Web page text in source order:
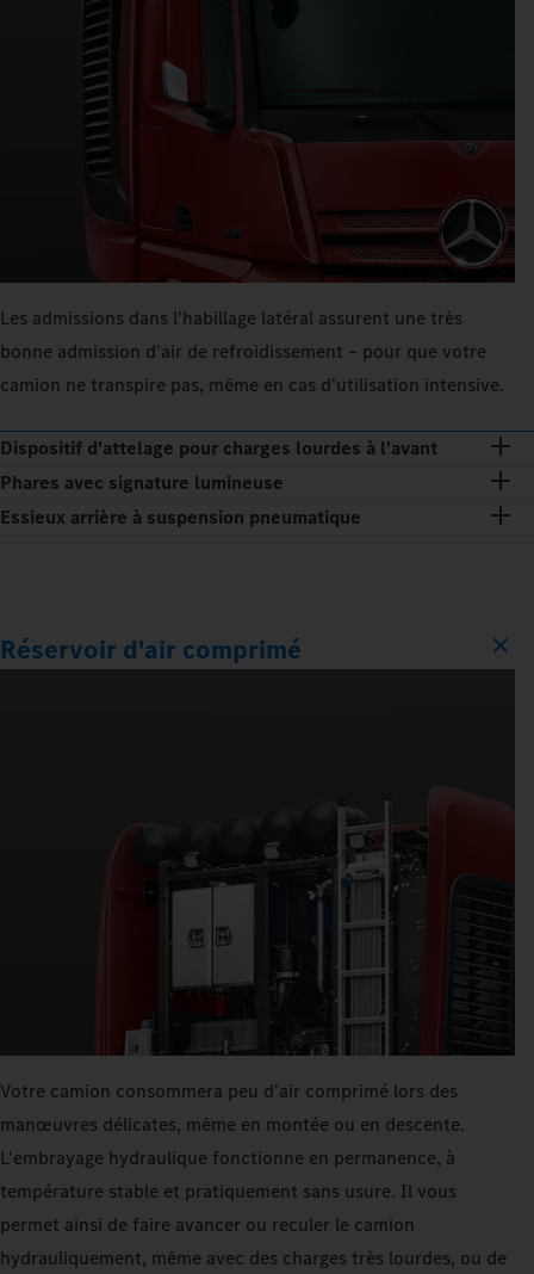
Les admissions dans l'habillage latéral assurent une très
bonne admission d'air de refroidissement – pour que votre
camion ne transpire pas, même en cas d'utilisation intensive.
Dispositif d'attelage pour charges lourdes à l'avant
Phares avec signature lumineuse
Essieux arrière à suspension pneumatique
Réservoir d'air comprimé
Votre camion consommera peu d'air comprimé lors des
manœuvres délicates, même en montée ou en descente.
L'embrayage hydraulique fonctionne en permanence, à
température stable et pratiquement sans usure. Il vous
permet ainsi de faire avancer ou reculer le camion
hydrauliquement, même avec des charges très lourdes, ou de